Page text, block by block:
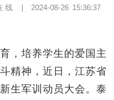
线 | 2024-08-26 15:36:37
培养学生的爱国主
精神，近日，江苏省
生军训动员大会。泰